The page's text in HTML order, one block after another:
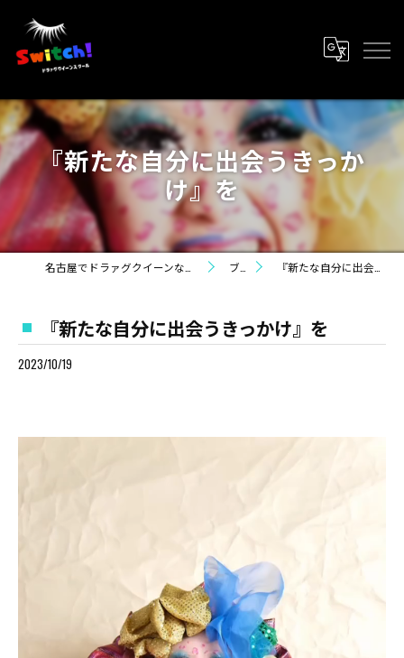
『新たな自分に出会うきっか
け』を
ブログ 『新たな自分に出会うきっかけ』を
『新たな自分に出会うきっかけ』を
2023/10/19